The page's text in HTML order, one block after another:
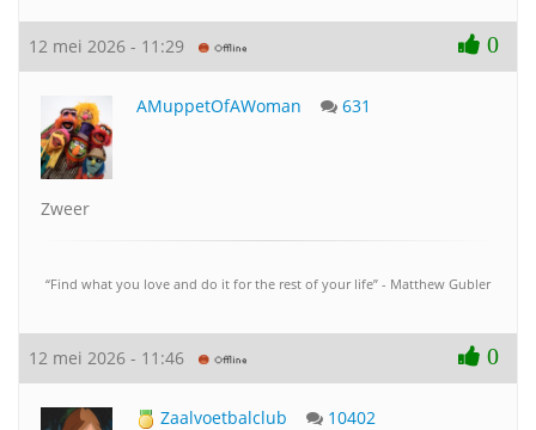
12 mei 2026 - 11:29 0
AMuppetOfAWoman 631
Zweer
“Find what you love and do it for the rest of your life” - Matthew Gubler
12 mei 2026 - 11:46 0
Zaalvoetbalclub 10402